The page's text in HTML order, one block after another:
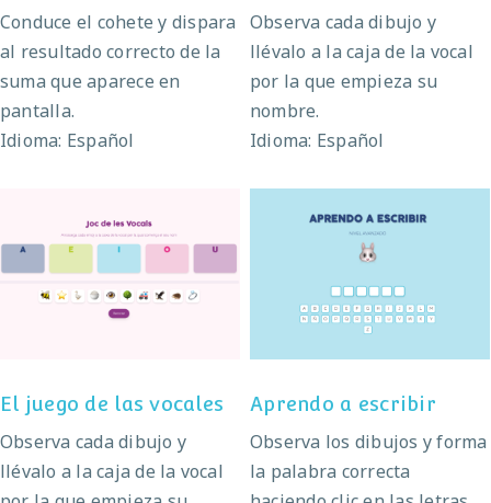
Conduce el cohete y dispara
al resultado correcto de la
suma que aparece en
pantalla.
Idioma: Español
Observa cada dibujo y
llévalo a la caja de la vocal
por la que empieza su
nombre.
Idioma: Español
vocales
El juego de las vocales
Observa cada dibujo y
llévalo a la caja de la vocal
Aprendo a escribir
Observa los dibujos y forma
la palabra correcta